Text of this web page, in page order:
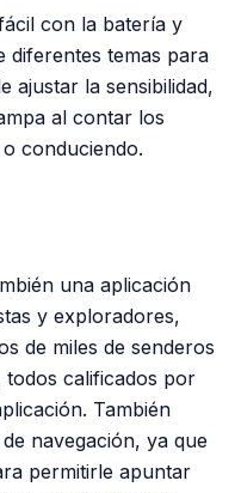
con la batería y
diferentes temas para
ajustar la sensibilidad,
al contar los
conduciendo.
una aplicación
y exploradores,
de miles de senderos
calificados por
También
navegación, ya que
permitirle apuntar